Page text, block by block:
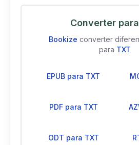
Converter
Bookize converter
para TXT
EPUB para TXT
PDF para TXT
ODT para TXT